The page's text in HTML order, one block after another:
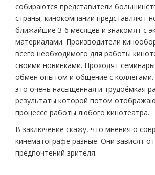
собираются представители
страны, кинокомпании представляют
ближайшие 3-6 месяцев и знакомят с
материалами. Производители
всего необходимого для работы
своими новинками. Проходят
обмен опытом и общение с коллегами.
это очень насыщенная и трудоёмкая
результаты которой потом
процессе работы любого кинотеатра.
В заключение скажу, что мнения о
кинематографе разные. Они зависят
предпочтений зрителя.